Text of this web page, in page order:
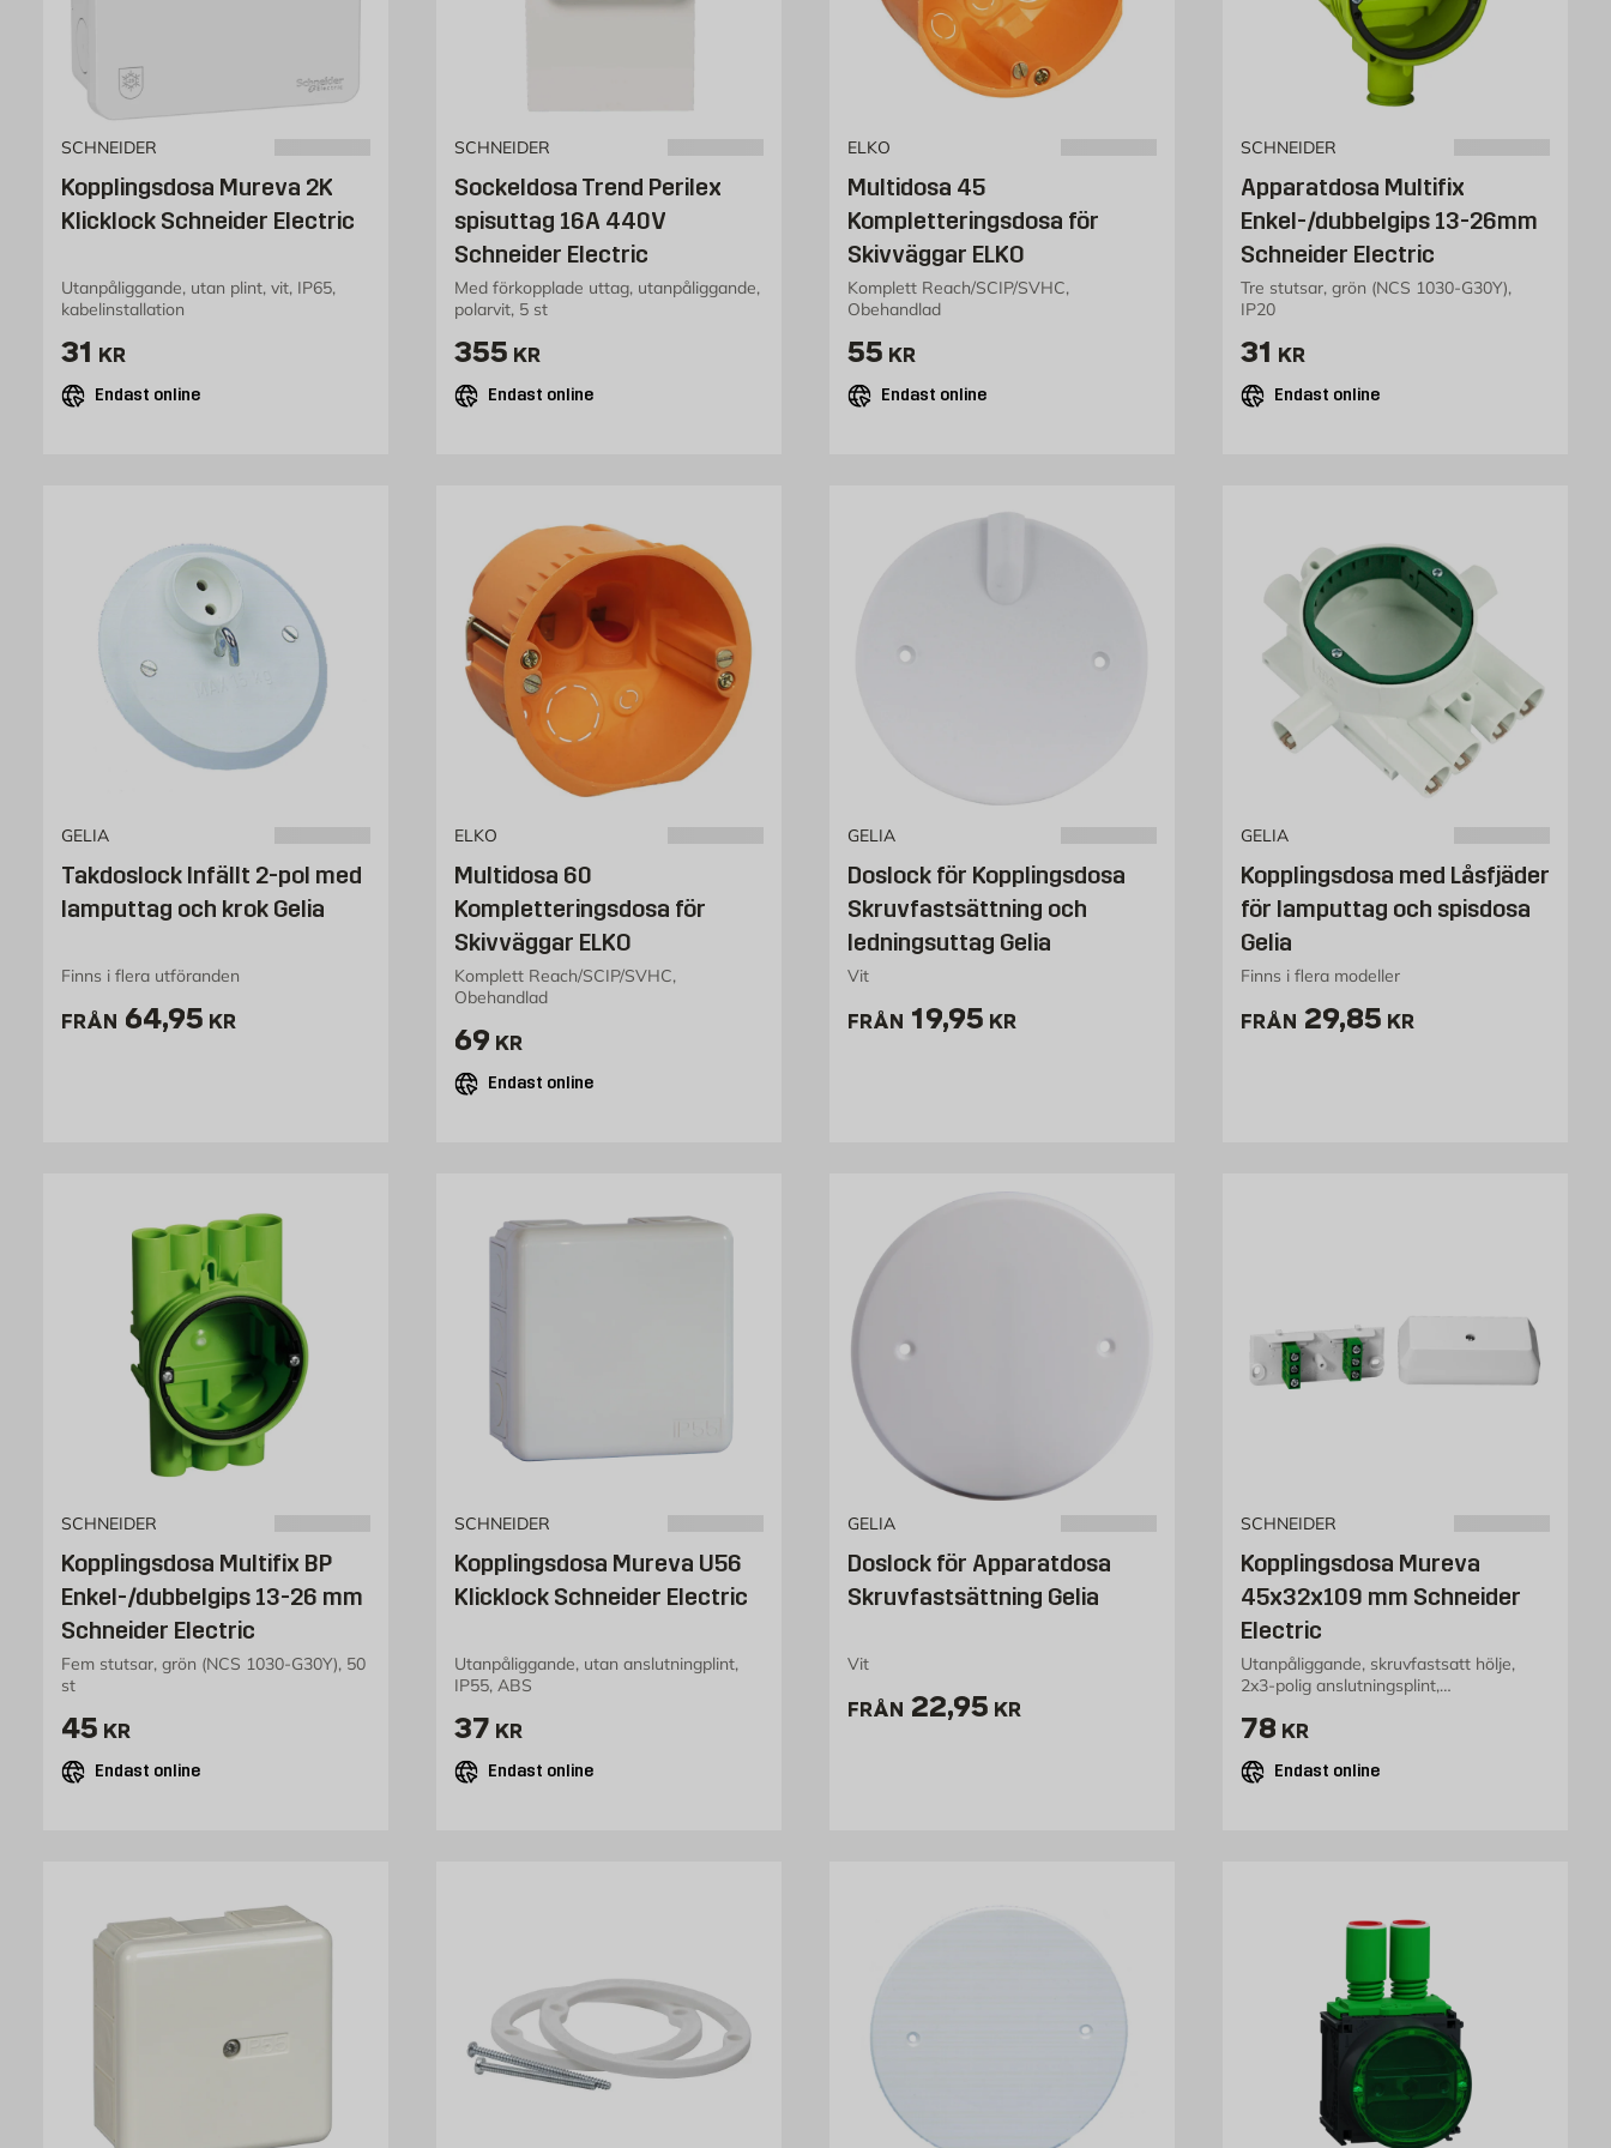
SCHNEIDER
Kopplingsdosa Mureva 2K
Klicklock Schneider Electric
Utanpåliggande, utan plint, vit, IP65,
kabelinstallation
Pris 31 kr
31 KR
Endast online
SCHNEIDER
Sockeldosa Trend Perilex
spisuttag 16A 440V
Schneider Electric
Med förkopplade uttag, utanpåliggande,
polarvit, 5 st
Pris 355 kr
355 KR
Endast online
ELKO
Multidosa 45
Kompletteringsdosa för
Skivväggar ELKO
Komplett Reach/SCIP/SVHC,
Obehandlad
Pris 55 kr
55 KR
Endast online
SCHNEIDER
Apparatdosa Multifix
Enkel-/dubbelgips 13-26mm
Schneider Electric
Tre stutsar, grön (NCS 1030-G30Y),
IP20
Pris 31 kr
31 KR
Endast online
GELIA
Takdoslock Infällt 2-pol med
lamputtag och krok Gelia
Finns i flera utföranden
FRÅN Pris 64.95 kr
64,95 KR
ELKO
Multidosa 60
Kompletteringsdosa för
Skivväggar ELKO
Komplett Reach/SCIP/SVHC,
Obehandlad
Pris 69 kr
69 KR
Endast online
GELIA
Doslock för Kopplingsdosa
Skruvfastsättning och
ledningsuttag Gelia
Vit
FRÅN Pris 19.95 kr
19,95 KR
GELIA
Kopplingsdosa med Låsfjäder
för lamputtag och spisdosa
Gelia
Finns i flera modeller
FRÅN Pris 29.85 kr
29,85 KR
SCHNEIDER
Kopplingsdosa Multifix BP
Enkel-/dubbelgips 13-26 mm
Schneider Electric
Fem stutsar, grön (NCS 1030-G30Y), 50
st
Pris 45 kr
45 KR
Endast online
SCHNEIDER
Kopplingsdosa Mureva U56
Klicklock Schneider Electric
Utanpåliggande, utan anslutningplint,
IP55, ABS
Pris 37 kr
37 KR
Endast online
GELIA
Doslock för Apparatdosa
Skruvfastsättning Gelia
Vit
FRÅN Pris 22.95 kr
22,95 KR
SCHNEIDER
Kopplingsdosa Mureva
45x32x109 mm Schneider
Electric
Utanpåliggande, skruvfastsatt hölje,
2x3-polig anslutningsplint,
Pris 78 kr
78 KR
Endast online